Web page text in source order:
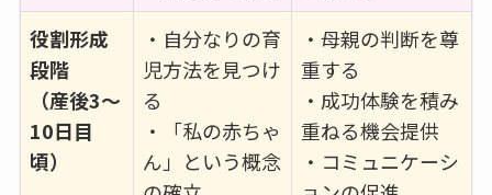
役割形成
段階
（産後3～
10日目
頃）
・自分なりの育
児方法を見つけ
る
・「私の赤ちゃ
ん」という概念
・母親の判断を尊
重する
・成功体験を積み
重ねる機会提供
・コミュニケーシ